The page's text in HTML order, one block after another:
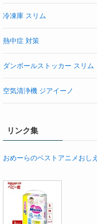
冷凍庫 スリム
熱中症 対策
ダンボールストッカー スリム
空気清浄機 ジアイーノ
リンク集
おめーらのベストアニメおし